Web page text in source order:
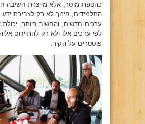
כהטפת מוסר, אלא מייצרת חשיבה
התלמידים, חינוך לא רק לצבירת ידע
ערכים חדשים, והחשוב ביותר, יכולת
לפי ערכים אלו ולא רק להתייחס
פוסטרים על הקיר.